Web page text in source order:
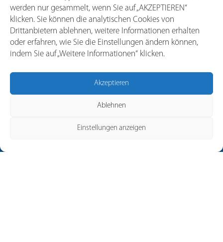
werden nur gesammelt, wenn Sie auf „AKZEPTIEREN“
klicken. Sie können die analytischen Cookies von
Drittanbietern ablehnen, weitere Informationen erhalten
oder erfahren, wie Sie die Einstellungen ändern können,
indem Sie auf „Weitere Informationen“ klicken.
Akzeptieren
Ablehnen
Einstellungen anzeigen